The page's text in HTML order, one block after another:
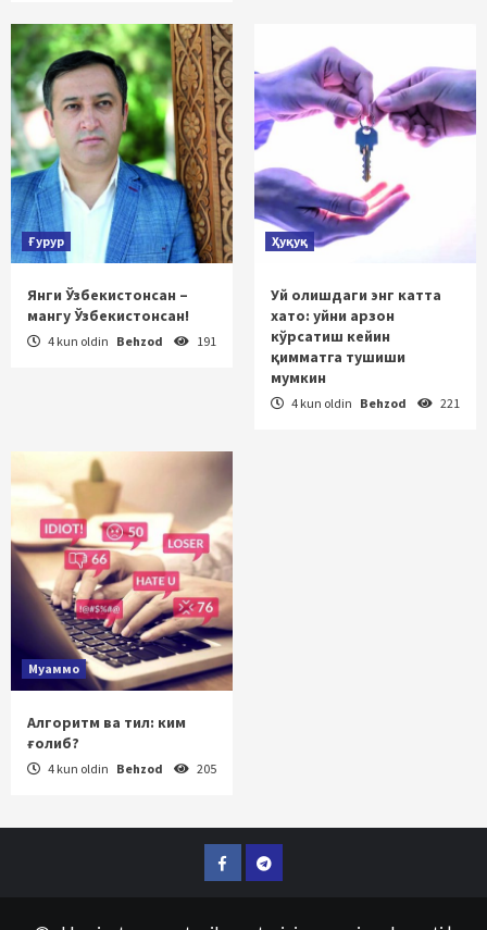
Ғурур
Янги Ўзбекистонсан –
мангу Ўзбекистонсан!
4 kun oldin Behzod 191
Ҳуқуқ
Уй олишдаги энг катта
хато: уйни арзон
кўрсатиш кейин
қимматга тушиши
мумкин
4 kun oldin Behzod 221
Муаммо
Алгоритм ва тил: ким
ғолиб?
4 kun oldin Behzod 205
FacebookTelegram